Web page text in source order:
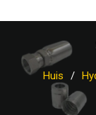
Huis